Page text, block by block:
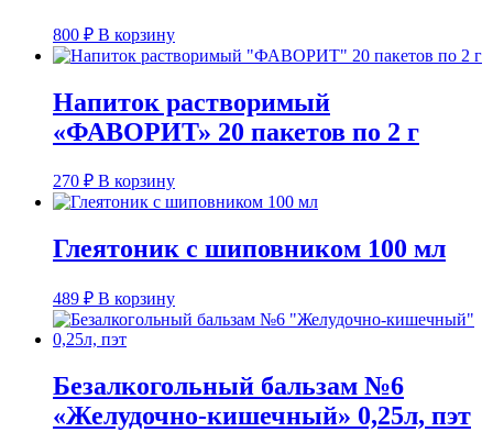
800 ₽ В корзину
Напиток растворимый
«ФАВОРИТ» 20 пакетов по 2 г
270 ₽ В корзину
Глеятоник с шиповником 100 мл
489 ₽ В корзину
Безалкогольный бальзам №6
«Желудочно-кишечный» 0,25л, пэт